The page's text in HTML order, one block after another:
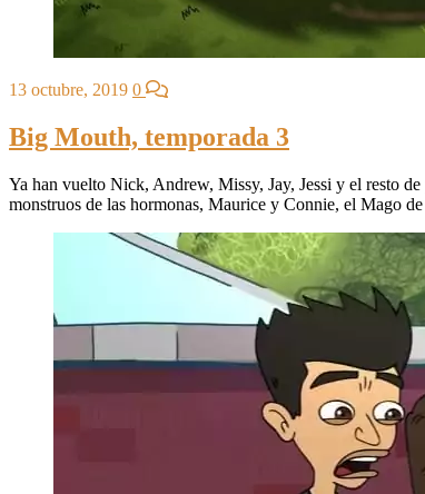
13 octubre, 2019 0
Big Mouth, temporada 3
Ya han vuelto Nick, Andrew, Missy, Jay, Jessi y el resto
monstruos de las hormonas, Maurice y Connie, el Mago